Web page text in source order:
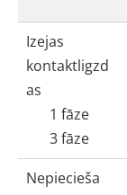
Izejas
kontaktligzd
as
1 fāze
3 fāze
Nepiecieša